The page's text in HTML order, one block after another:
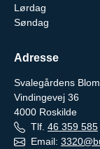
Lørdag
Søndag
Adresse
Svalegårdens
Vindingevej 36
4000 Roskilde
Tlf. 46 359 585
Email: